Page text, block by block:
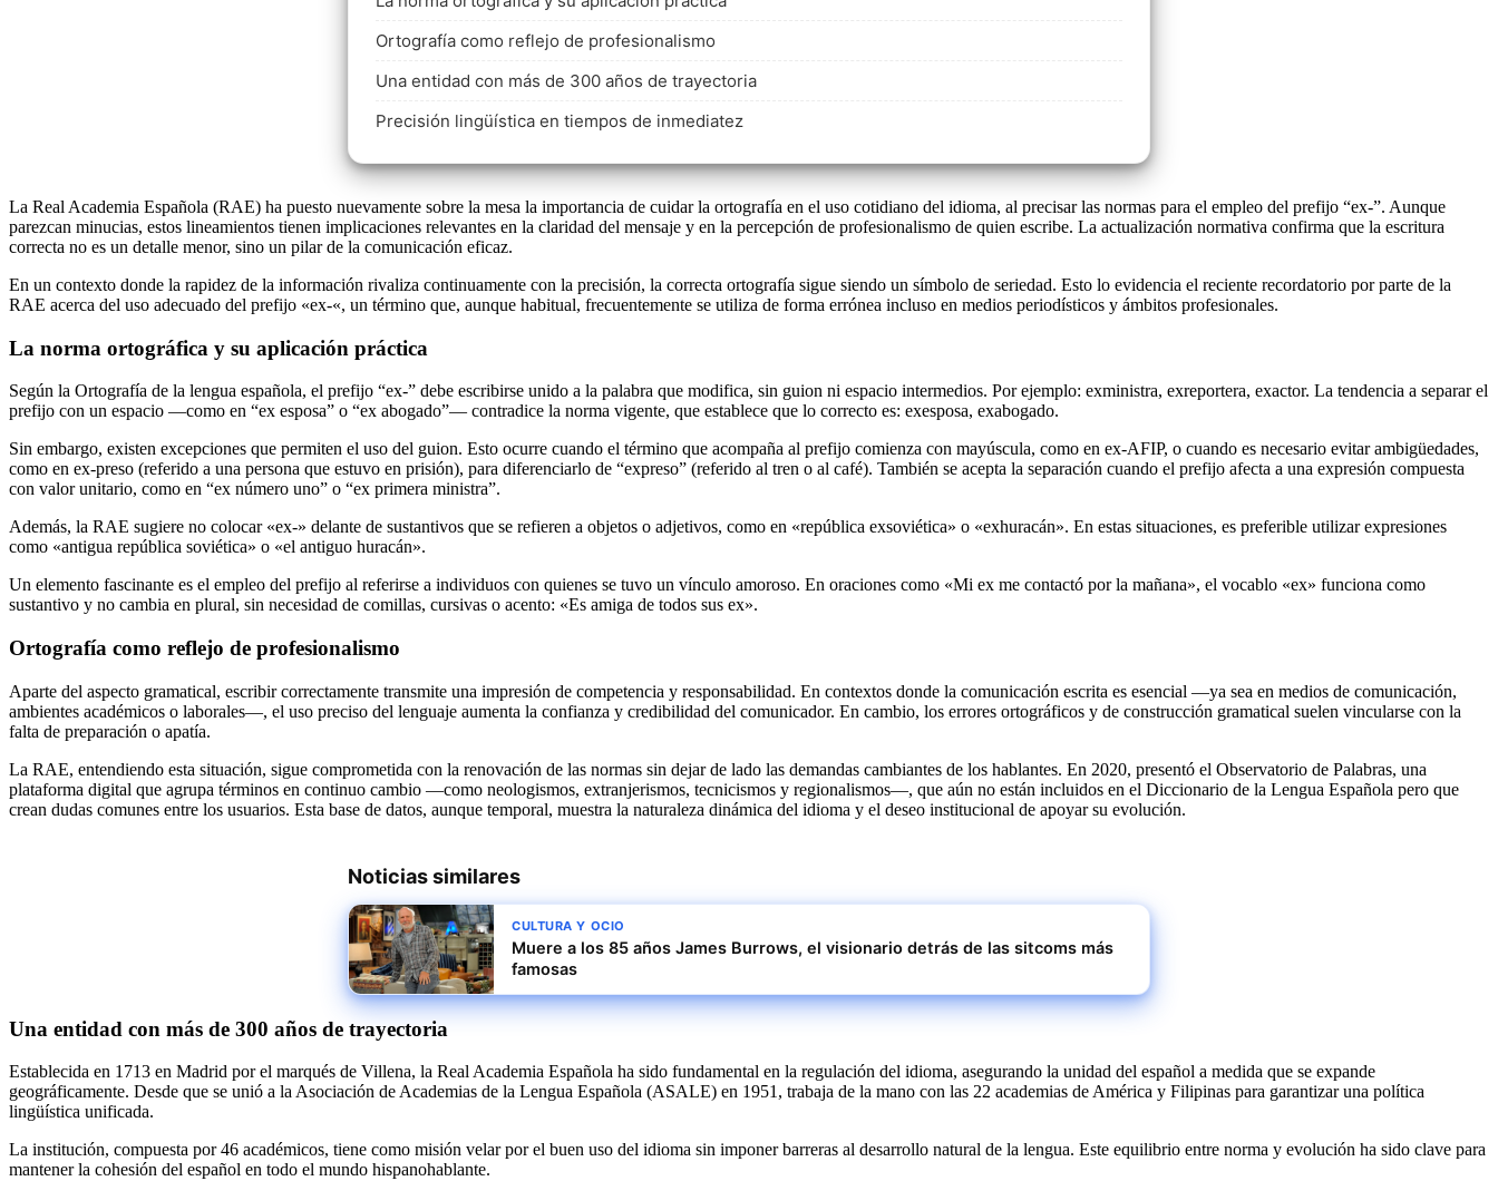
Ortografía como reflejo de profesionalismo
Una entidad con más de 300 años de trayectoria
Precisión lingüística en tiempos de inmediatez
La Real Academia Española (RAE) ha puesto nuevamente sobre la mesa la importancia de cuidar la ortografía en el uso cotidiano del idioma, al precisar las normas para el empleo del prefijo “ex-”. Aunque
parezcan minucias, estos lineamientos tienen implicaciones relevantes en la claridad del mensaje y en la percepción de profesionalismo de quien escribe. La actualización normativa confirma que la escritura
correcta no es un detalle menor, sino un pilar de la comunicación eficaz.
En un contexto donde la rapidez de la información rivaliza continuamente con la precisión, la correcta ortografía sigue siendo un símbolo de seriedad. Esto lo evidencia el reciente recordatorio por parte de la
RAE acerca del uso adecuado del prefijo «ex-«, un término que, aunque habitual, frecuentemente se utiliza de forma errónea incluso en medios periodísticos y ámbitos profesionales.
La norma ortográfica y su aplicación práctica
Según la Ortografía de la lengua española, el prefijo “ex-” debe escribirse unido a la palabra que modifica, sin guion ni espacio intermedios. Por ejemplo: exministra, exreportera, exactor. La tendencia a separar el
prefijo con un espacio —como en “ex esposa” o “ex abogado”— contradice la norma vigente, que establece que lo correcto es: exesposa, exabogado.
Sin embargo, existen excepciones que permiten el uso del guion. Esto ocurre cuando el término que acompaña al prefijo comienza con mayúscula, como en ex-AFIP, o cuando es necesario evitar ambigüedades,
como en ex-preso (referido a una persona que estuvo en prisión), para diferenciarlo de “expreso” (referido al tren o al café). También se acepta la separación cuando el prefijo afecta a una expresión compuesta
con valor unitario, como en “ex número uno” o “ex primera ministra”.
Además, la RAE sugiere no colocar «ex-» delante de sustantivos que se refieren a objetos o adjetivos, como en «república exsoviética» o «exhuracán». En estas situaciones, es preferible utilizar expresiones
como «antigua república soviética» o «el antiguo huracán».
Un elemento fascinante es el empleo del prefijo al referirse a individuos con quienes se tuvo un vínculo amoroso. En oraciones como «Mi ex me contactó por la mañana», el vocablo «ex» funciona como
sustantivo y no cambia en plural, sin necesidad de comillas, cursivas o acento: «Es amiga de todos sus ex».
Ortografía como reflejo de profesionalismo
Aparte del aspecto gramatical, escribir correctamente transmite una impresión de competencia y responsabilidad. En contextos donde la comunicación escrita es esencial —ya sea en medios de comunicación,
ambientes académicos o laborales—, el uso preciso del lenguaje aumenta la confianza y credibilidad del comunicador. En cambio, los errores ortográficos y de construcción gramatical suelen vincularse con la
falta de preparación o apatía.
La RAE, entendiendo esta situación, sigue comprometida con la renovación de las normas sin dejar de lado las demandas cambiantes de los hablantes. En 2020, presentó el Observatorio de Palabras, una
plataforma digital que agrupa términos en continuo cambio —como neologismos, extranjerismos, tecnicismos y regionalismos—, que aún no están incluidos en el Diccionario de la Lengua Española pero que
crean dudas comunes entre los usuarios. Esta base de datos, aunque temporal, muestra la naturaleza dinámica del idioma y el deseo institucional de apoyar su evolución.
Noticias similares
CULTURA Y OCIO
Muere a los 85 años James Burrows, el visionario detrás de las sitcoms más
famosas
Una entidad con más de 300 años de trayectoria
Establecida en 1713 en Madrid por el marqués de Villena, la Real Academia Española ha sido fundamental en la regulación del idioma, asegurando la unidad del español a medida que se expande
geográficamente. Desde que se unió a la Asociación de Academias de la Lengua Española (ASALE) en 1951, trabaja de la mano con las 22 academias de América y Filipinas para garantizar una política
lingüística unificada.
La institución, compuesta por 46 académicos, tiene como misión velar por el buen uso del idioma sin imponer barreras al desarrollo natural de la lengua. Este equilibrio entre norma y evolución ha sido clave para
mantener la cohesión del español en todo el mundo hispanohablante.